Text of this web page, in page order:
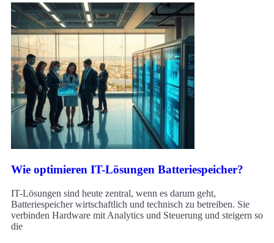
Wie optimieren IT-Lösungen Batteriespeicher?
IT-Lösungen sind heute zentral, wenn es darum geht,
Batteriespeicher wirtschaftlich und technisch zu betreiben. Sie
verbinden Hardware mit Analytics und Steuerung und steigern so
die